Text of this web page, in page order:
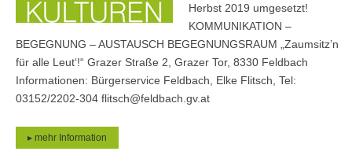
Herbst 2019 umgesetzt!
KOMMUNIKATION –
BEGEGNUNG – AUSTAUSCH BEGEGNUNGSRAUM „Zaumsitz’n
für alle Leut‘!“ Grazer Straße 2, Grazer Tor, 8330 Feldbach
Informationen: Bürgerservice Feldbach, Elke Flitsch, Tel:
03152/2202-304 flitsch@feldbach.gv.at
▸ mehr Information